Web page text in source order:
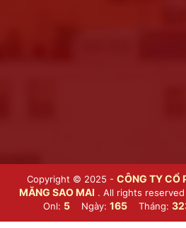
Copyright © 2025 - CÔNG TY CỔ
MĂNG SAO MAI . All rights
Onl: 5 Ngày: 165 Tháng: